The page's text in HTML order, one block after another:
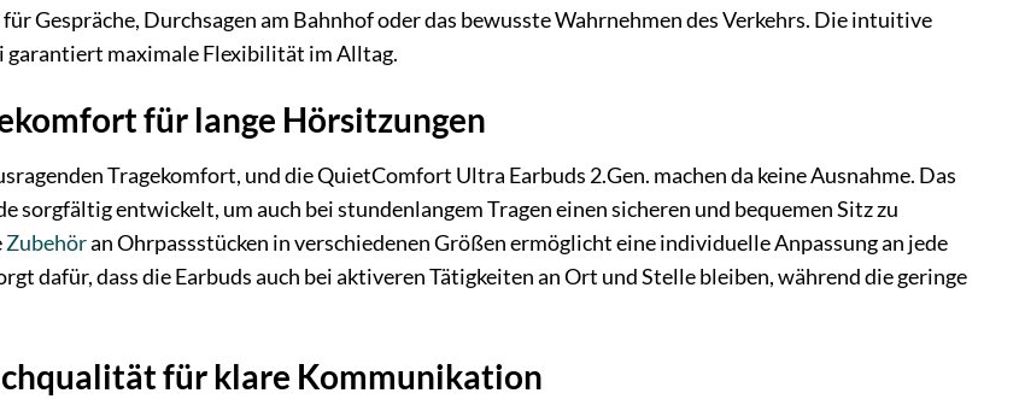
Gespräche, Durchsagen am Bahnhof oder das bewusste Wahrnehmen des Verkehrs. Die intuitive
garantiert maximale Flexibilität im Alltag.
für lange Hörsitzungen
Tragekomfort, und die QuietComfort Ultra Earbuds 2.Gen. machen da keine Ausnahme. Das
sorgfältig entwickelt, um auch bei stundenlangem Tragen einen sicheren und bequemen Sitz zu
Zubehöran Ohrpassstücken in verschiedenen Größen ermöglicht eine individuelle Anpassung an jede
dafür, dass die Earbuds auch bei aktiveren Tätigkeiten an Ort und Stelle bleiben, während die geringe
für klare Kommunikation